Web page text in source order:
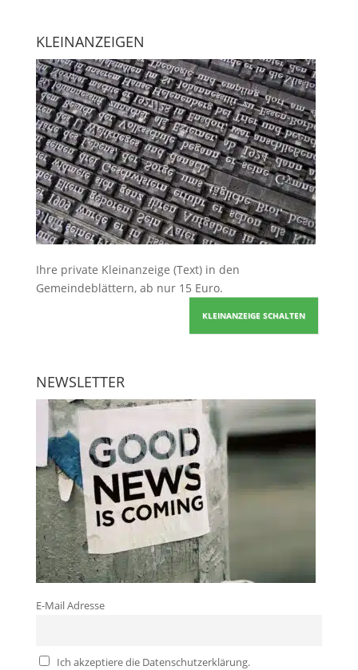
KLEINANZEIGEN
Ihre private Kleinanzeige (Text) in den
Gemeindeblättern, ab nur 15 Euro.
KLEINANZEIGE SCHALTEN
NEWSLETTER
E-Mail Adresse
Ich akzeptiere die Datenschutzerklärung.